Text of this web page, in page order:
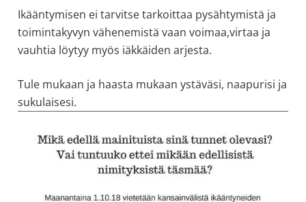
ry
Ikääntymisen ei tarvitse tarkoittaa pysähtymistä ja
toimintakyvyn vähenemistä vaan voimaa,virtaa ja
vauhtia löytyy myös iäkkäiden arjesta.
Tule mukaan ja haasta mukaan ystäväsi, naapurisi ja
sukulaisesi.